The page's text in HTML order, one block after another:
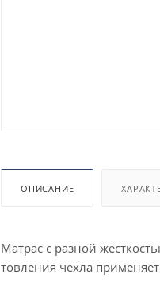
ОПИСАНИЕ
Мат­рас с раз­ной
тов­ле­ния чех­ла